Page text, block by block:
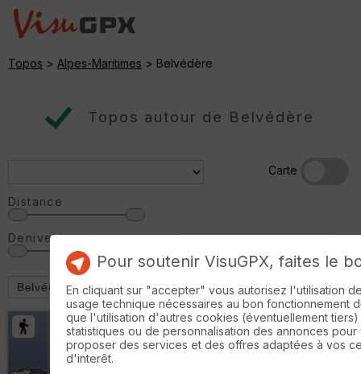
Topos > Alpes-Maritimes > Belvédère
Topos autour de Belvédère
Carte
Distance
Denivelé
Pour soutenir VisuGPX, faites le
En cliquant sur "accepter" vous autorisez l'utilisation
usage technique nécessaires au bon fonctionnement
que l'utilisation d'autres cookies (éventuellement
statistiques ou de personnalisation des annonces pour
proposer des services et des offres adaptées à vos
d'interêt.